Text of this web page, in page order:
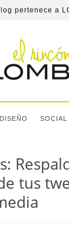
pertenece a
DISEÑO SOCIAL
tus